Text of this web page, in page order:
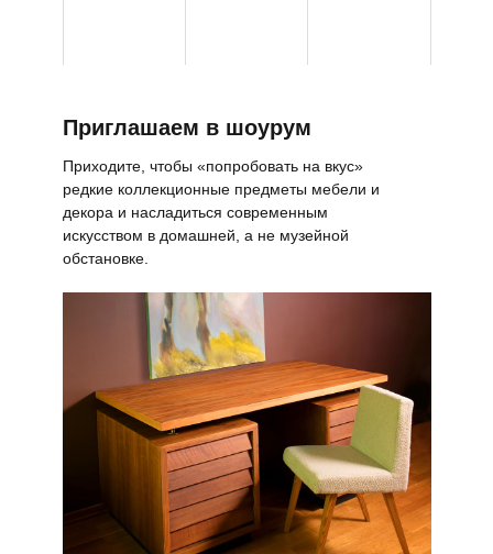
Приглашаем в шоурум
Приходите, чтобы «попробовать на вкус»
редкие коллекционные предметы мебели и
декора и насладиться современным
искусством в домашней, а не музейной
обстановке.